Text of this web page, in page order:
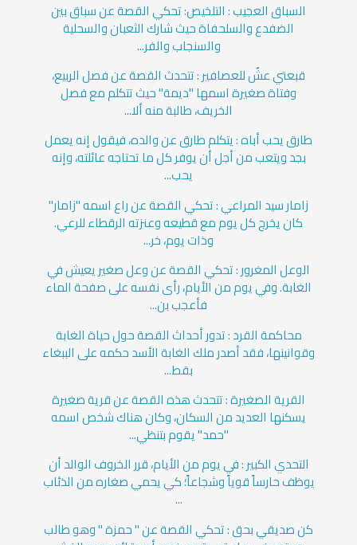
السباق العجيب : التلخيص: تحكي القصة عن سباق بين
الضفدع والسلحفاة حيث شارك الثعبان والسحلية
والسنجاب والفر...
قبعتي عشٌ للعصافير : تتحدث القصة عن فصل الربيع،
وفتاة صغيرة اسمها "ديمة" حيث تتكلم مع فصل
الخريف، طالبة منه ألا...
طارق يحب أباه : يتكلم طارق عن والده، فيقول إنه يعمل
بجد ويتعب من أجل أن يوفر كل ما تحتاجه عائلته، وإنه
يحب...
زامار سيد المراعي : تحكي القصة عن راع اسمه "زامار"
كان يخرج كل يوم مع قطيعه وعنزته الرقطاء للرعي.
وذات يوم، خر...
الوعل المغرور : تحكي القصة عن وعل صغير يعيش في
الغابة. وفي يوم من الأيام، رأى نفسه على صفحة الماء
فأعجب بن...
محاكمة القرد : تدور أحداث القصة حول حياة الغابة
وقوانينها، فقد أصدر ملك الغابة الأسد حكمه على الببغاء
بقط...
القرية الصغيرة : تتحدث هذه القصة عن قرية صغيرة
يسكنها العديد من السكان، وكان هناك شخص اسمه
"حمد" يقوم بتنظي...
التحدي الكبير : في يوم من الأيام، قرر الخروف الوالد أن
يوظف حارساً قوياً وشجاعاً؛ كي يحمي صغاره من الذئاب
...
كن صديقي بحق : تحكي القصة عن " حمزة " وهو طالب